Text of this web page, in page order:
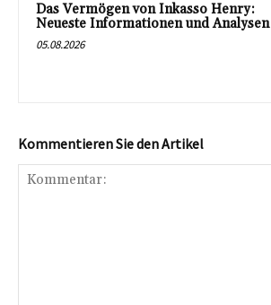
Das Vermögen von Inkasso Henry:
Neueste Informationen und Analysen
05.08.2026
Kommentieren Sie den Artikel